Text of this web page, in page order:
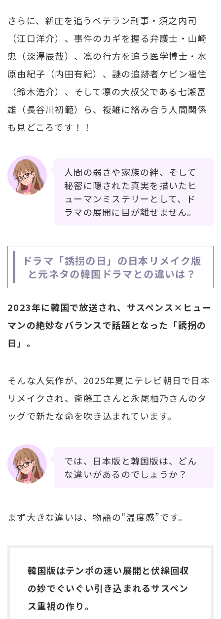
さらに、新庄を追うベテラン刑事・須之内司
（江口洋介）、事件のカギを握る弁護士・山崎
忠（深澤辰哉）、凛の行方を追う医学博士・水
原由紀子（内田有紀）、謎の追跡者ケビン福住
（鈴木浩介）、そして凛の大叔父である七瀬富
雄（長谷川初範）ら、複雑に絡み合う人間関係
も見どころです！！
人間の弱さや家族の絆、そして
秘密に隠された真実を描いたヒ
ューマンミステリーとして、ド
ラマの展開に目が離せません。
ドラマ「誘拐の日」の日本リメイク版
と元ネタの韓国ドラマとの違いは？
2023年に韓国で放送され、サスペンス×ヒュー
マンの絶妙なバランスで話題となった「誘拐の
日」。
そんな人気作が、2025年夏にテレビ朝日で日本
リメイクされ、斎藤工さんと永尾柚乃さんのタ
ッグで新たな命を吹き込まれています。
では、日本版と韓国版は、どん
な違いがあるのでしょうか？
まず大きな違いは、物語の“温度感”です。
韓国版はテンポの速い展開と伏線回収
の妙でぐいぐい引き込まれるサスペン
ス重視の作り。